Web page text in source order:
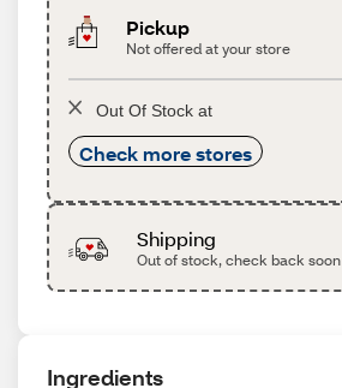
Pickup
Not offered at your store
Out Of Stock at
Check more stores
Shipping
Out of stock, check back soon
Ingredients